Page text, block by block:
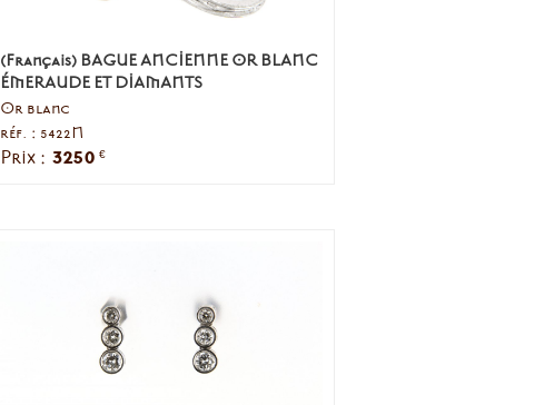
(Français) BAGUE ANCIENNE OR BLANC
ÉMERAUDE ET DIAMANTS
Or blanc
réf. : 5422N
Prix : 3250 €